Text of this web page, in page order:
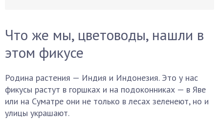
Что же мы, цветоводы, нашли в
этом фикусе
Родина растения — Индия и Индонезия. Это у нас
фикусы растут в горшках и на подоконниках — в Яве
или на Суматре они не только в лесах зеленеют, но и
улицы украшают.